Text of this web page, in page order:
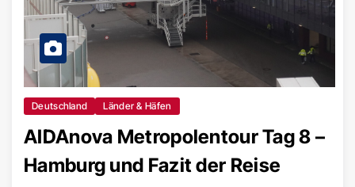
Deutschland Länder & Häfen
AIDAnova Metropolentour Tag 8 –
Hamburg und Fazit der Reise